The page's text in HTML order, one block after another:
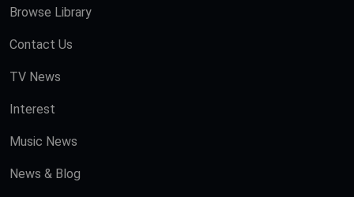
Browse Library
Contact Us
TV News
Interest
Music News
News & Blog